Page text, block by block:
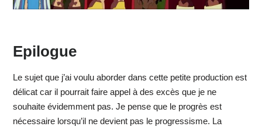
Epilogue
Le sujet que j’ai voulu aborder dans cette petite production est
délicat car il pourrait faire appel à des excès que je ne
souhaite évidemment pas. Je pense que le progrès est
nécessaire lorsqu’il ne devient pas le progressisme. La